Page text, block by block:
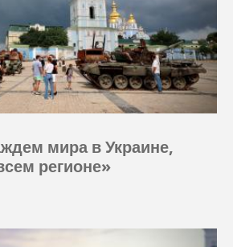
мира в Украине,
регионе»